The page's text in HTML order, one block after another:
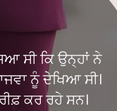
ਸੀ ਕਿ ਉਨ੍ਹਾਂ ਨੇ
ਨੂੰ ਦੇਖਿਆ ਸੀ।
ਕਰ ਰਹੇ ਸਨ।